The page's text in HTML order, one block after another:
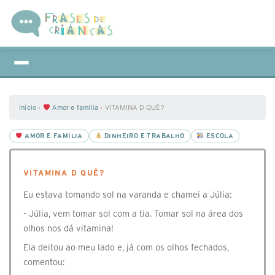
Início › Amor e família › VITAMINA D QUÊ?
AMOR E FAMÍLIA DINHEIRO E TRABALHO ESCOLA
VITAMINA D QUÊ?
Eu estava tomando sol na varanda e chamei a Júlia:
- Júlia, vem tomar sol com a tia. Tomar sol na área dos
olhos nos dá vitamina!
Ela deitou ao meu lado e, já com os olhos fechados,
comentou: